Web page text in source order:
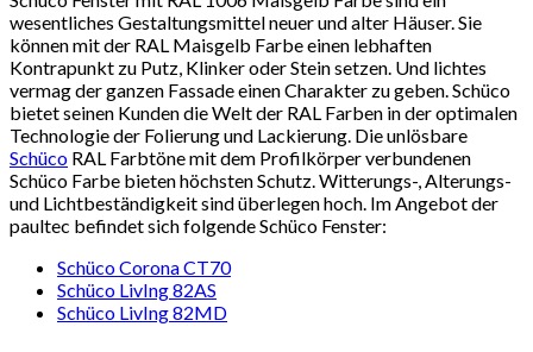
wesentliches Gestaltungsmittel neuer und alter Häuser. Sie
können mit der RAL Maisgelb Farbe einen lebhaften
Kontrapunkt zu Putz, Klinker oder Stein setzen. Und lichtes
vermag der ganzen Fassade einen Charakter zu geben. Schüco
bietet seinen Kunden die Welt der RAL Farben in der optimalen
Technologie der Folierung und Lackierung. Die unlösbare
Schüco RAL Farbtöne mit dem Profilkörper verbundenen
Schüco Farbe bieten höchsten Schutz. Witterungs-, Alterungs-
und Lichtbeständigkeit sind überlegen hoch. Im Angebot der
paultec befindet sich folgende Schüco Fenster:
Schüco Corona CT70
Schüco LivIng 82AS
Schüco LivIng 82MD